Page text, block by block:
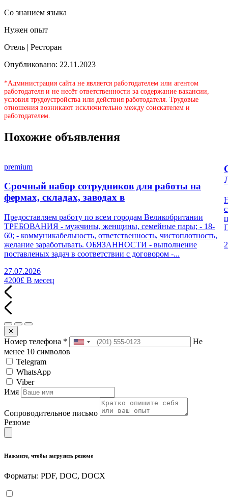
Со знанием языка
Нужен опыт
Отель | Ресторан
Опубликовано: 22.11.2023
*Администрация сайта не является работодателем или агентом
работодателя и не несёт ответственности за содержание вакансии,
условия трудоустройства или действия работодателя. Трудовые
отношения возникают исключительно между соискателем и
работодателем.
Похожие объявления
premium
Срочный набор сотрудников для работы на
фермах, складах, заводах в
Предоставляем работу по всем городам Великобритании
ТРЕБОВАНИЯ - мужчины, женщины, семейные пары; - 18-
60; - коммуникабельность, ответственность, чистоплотность,
желание заработывать. ОБЯЗАННОСТИ - выполнение
поставленых задач в соответствии с договором -...
27.07.2026
4200£ В месец
✕
Номер телефона *
Не
менее 10 символов
Telegram
WhatsApp
Viber
Имя
Сопроводительное письмо
Резюме
Нажмите, чтобы загрузить резюме
Форматы: PDF, DOC, DOCX